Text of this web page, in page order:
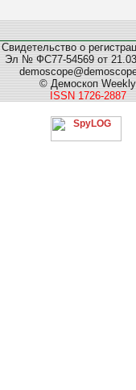
Свидетельство о
Эл № ФС77-54569 от
© Демоскоп Weekly
ISSN 1726-2887